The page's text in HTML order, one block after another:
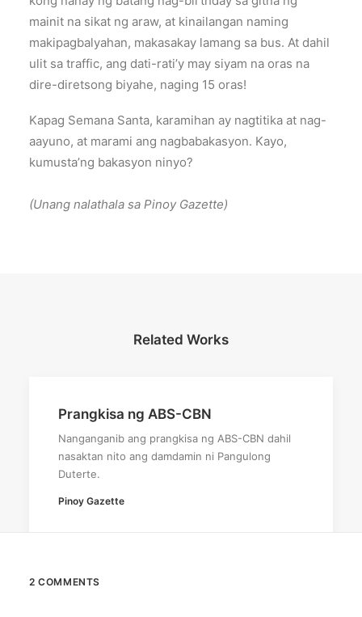
mainit na sikat ng araw, at kinailangan naming
makipagbalyahan, makasakay lamang sa bus. At dahil
ulit sa traffic, ang dati-rati’y may siyam na oras na
dire-diretsong biyahe, naging 15 oras!
Kapag Semana Santa, karamihan ay nagtitika at nag-
aayuno, at marami ang nagbabakasyon. Kayo,
kumusta’ng bakasyon ninyo?
(Unang nalathala sa Pinoy Gazette)
Related Works
Prangkisa ng ABS-CBN
Nanganganib ang prangkisa ng ABS-CBN dahil
nasaktan nito ang damdamin ni Pangulong
Duterte.
Pinoy Gazette
2 COMMENTS